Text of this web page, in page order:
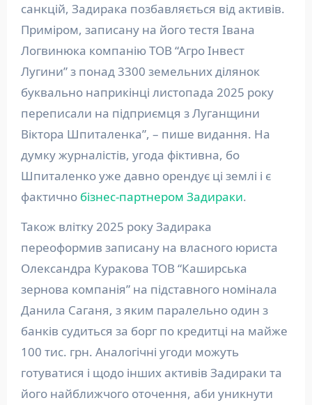
санкцій, Задирака позбавляється від активів.
Приміром, записану на його тестя Івана
Логвинюка компанію ТОВ “Агро Інвест
Лугини” з понад 3300 земельних ділянок
буквально наприкінці листопада 2025 року
переписали на підприємця з Луганщини
Віктора Шпиталенка”, – пише видання. На
думку журналістів, угода фіктивна, бо
Шпиталенко уже давно орендує ці землі і є
фактично бізнес-партнером Задираки.
Також влітку 2025 року Задирака
переоформив записану на власного юриста
Олександра Куракова ТОВ “Каширська
зернова компанія” на підставного номінала
Данила Саганя, з яким паралельно один з
банків судиться за борг по кредитці на майже
100 тис. грн. Аналогічні угоди можуть
готуватися і щодо інших активів Задираки та
його найближчого оточення, аби уникнути